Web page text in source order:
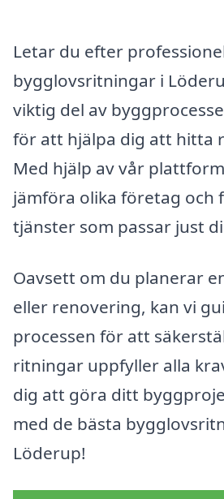
Letar du efter
bygglovsritningar i
viktig del av
för att hjälpa dig att hitta
Med hjälp av vår
jämföra olika företag och
tjänster som passar just
Oavsett om du planerar
eller renovering, kan vi
processen för att
ritningar uppfyller alla
dig att göra ditt
med de bästa
Löderup!